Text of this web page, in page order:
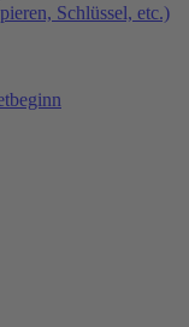
Schlüssel, etc.)